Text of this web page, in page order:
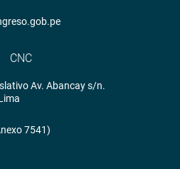
CNC
Av. Abancay s/n.
7541)